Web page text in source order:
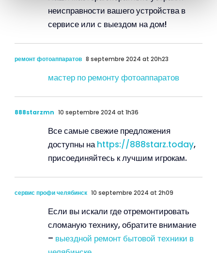
неисправности вашего устройства в
сервисе или с выездом на дом!
ремонт фотоаппаратов 8 septembre 2024 at 20h23
мастер по ремонту фотоаппаратов
888starzmn 10 septembre 2024 at 1h36
Все самые свежие предложения
доступны наhttps://888starz.today,
присоединяйтесь к лучшим игрокам.
сервис профи челябинск 10 septembre 2024 at 2h09
Если вы искали где отремонтировать
сломаную технику, обратите внимание
– выездной ремонт бытовой техники в